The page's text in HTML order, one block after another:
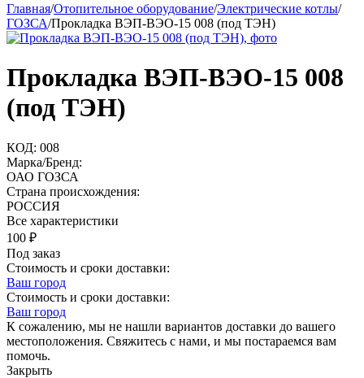
Главная/Отопительное оборудование/Электрические котлы/
ГОЗСА/Прокладка ВЭП-ВЭО-15 008 (под ТЭН)
Прокладка ВЭП-ВЭО-15 008
(под ТЭН)
КОД: 008
Марка/Бренд:
ОАО ГОЗСА
Страна происхождения:
РОССИЯ
Все характеристики
100 ₽
Под заказ
Стоимость и сроки доставки:
Ваш город
Стоимость и сроки доставки:
Ваш город
К сожалению, мы не нашли вариантов доставки до вашего
местоположения. Свяжитесь с нами, и мы постараемся вам
помочь.
Закрыть